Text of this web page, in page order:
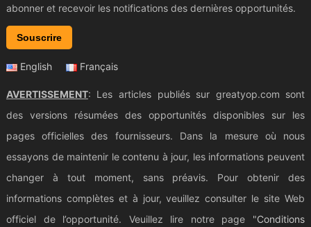
abonner et recevoir les notifications des dernières opportunités.
Souscrire
English Français
AVERTISSEMENT: Les articles publiés sur greatyop.com sont
des versions résumées des opportunités disponibles sur les
pages officielles des fournisseurs. Dans la mesure où nous
essayons de maintenir le contenu à jour, les informations peuvent
changer à tout moment, sans préavis. Pour obtenir des
informations complètes et à jour, veuillez consulter le site Web
officiel de l’opportunité. Veuillez lire notre page "Conditions